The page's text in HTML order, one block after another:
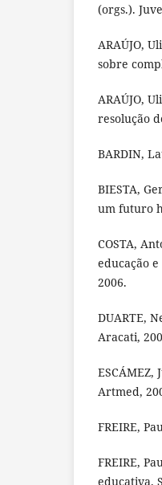
(orgs.).
ARAÚJO,
sobre
ARAÚJO,
resolução
BARDIN,
BIESTA,
um futuro
COSTA,
educação
2006.
DUARTE,
Aracati,
ESCÁMEZ,
Artmed,
FREIRE,
FREIRE,
educativa.